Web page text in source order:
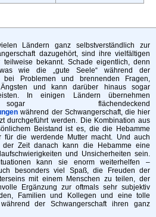
Ländern ganz selbstverständlich zur
dazugehört, sind ihre vielfältigen
bekannt. Schade eigentlich, denn
wie die „gute Seele“ während der
Problemen und brennenden Fragen,
und kann darüber hinaus sogar
In einigen Ländern übernehmen
flächendeckend
während der Schwangerschaft, die hier
durchgeführt werden. Die Kombination aus
Beistand ist es, die die Hebamme
für die werdende Mutter macht. Und auch
Zeit danach kann die Hebamme eine
und Unsicherheiten sein.
kann sie enorm weiterhelfen –
besonders viel Spaß, die Freuden der
mit einem Menschen zu teilen, der
Ergänzung zur oftmals sehr subjektiv
Familien und Kollegen und eine tolle
der Schwangerschaft ihren ganz